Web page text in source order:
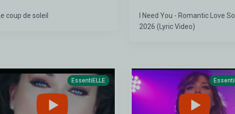
Le coup de soleil
I Need You - Romantic Love Song
2026 (Lyric Video)
EssentiELLE